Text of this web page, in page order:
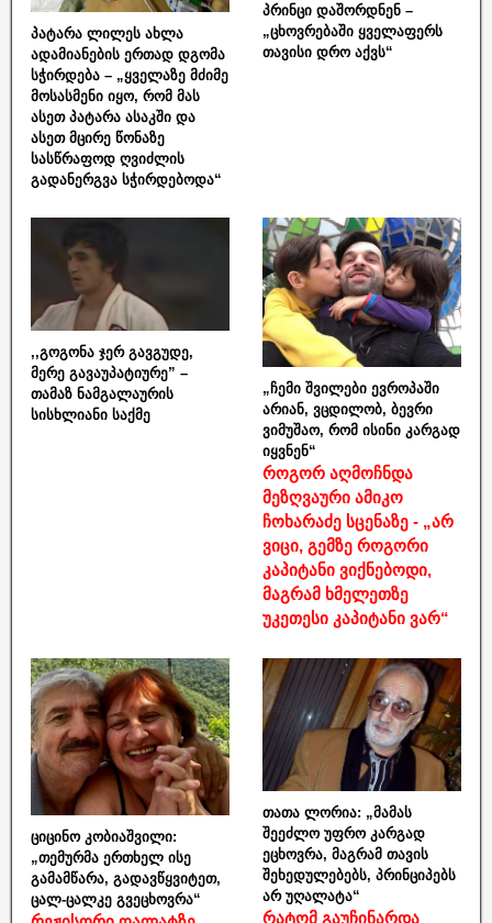
პატარა ლილეს ახლა
ადამიანების ერთად დგომა
სჭირდება – „ყველაზე მძიმე
მოსასმენი იყო, რომ მას
ასეთ პატარა ასაკში და
ასეთ მცირე წონაზე
სასწრაფოდ ღვიძლის
გადანერგვა სჭირდებოდა“
პრინცი დაშორდნენ –
„ცხოვრებაში ყველაფერს
თავისი დრო აქვს“
,,გოგონა ჯერ გავგუდე,
მერე გავაუპატიურე” –
თამაზ ნამგალაურის
სისხლიანი საქმე
„ჩემი შვილები ევროპაში
არიან, ვცდილობ, ბევრი
ვიმუშაო, რომ ისინი კარგად
იყვნენ“
როგორ აღმოჩნდა
მეზღვაური ამიკო
ჩოხარაძე სცენაზე - „არ
ვიცი, გემზე როგორი
კაპიტანი ვიქნებოდი,
მაგრამ ხმელეთზე
უკეთესი კაპიტანი ვარ“
ციცინო კობიაშვილი:
„თემურმა ერთხელ ისე
გამამწარა, გადავწყვიტეთ,
ცალ-ცალკე გვეცხოვრა“
თათა ლორია: „მამას
შეეძლო უფრო კარგად
ეცხოვრა, მაგრამ თავის
შეხედულებებს, პრინციპებს
არ უღალატა“
რატომ გაუჩინარდა